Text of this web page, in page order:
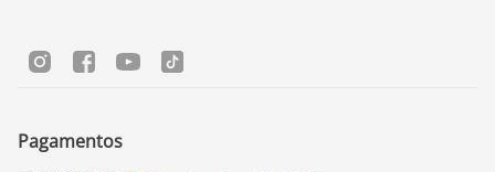
Pagamentos